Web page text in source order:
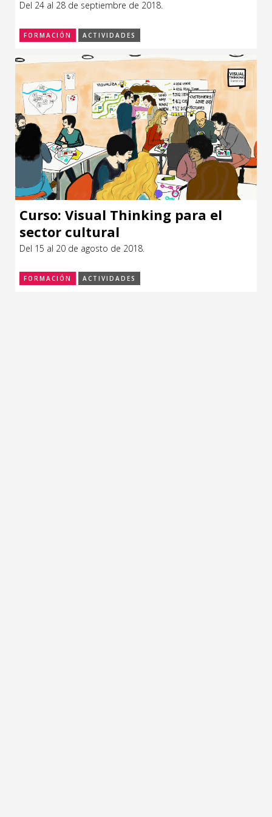
Espacio itinerante de lectura infantil
Formación
Género y Diversidad
Infantil y Juvenil
Letras
Medio Ambiente
Música
Sin categoría
institucionalidad
Del 24 al 28 de septiembre de 2018.
FORMACIÓN ACTIVIDADES
Curso: Visual Thinking para el
sector cultural
Del 15 al 20 de agosto de 2018.
FORMACIÓN ACTIVIDADES